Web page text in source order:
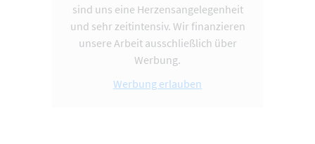
sind uns eine Herzensangelegenheit
und sehr zeitintensiv. Wir finanzieren
unsere Arbeit ausschließlich über
Werbung.
Werbung erlauben